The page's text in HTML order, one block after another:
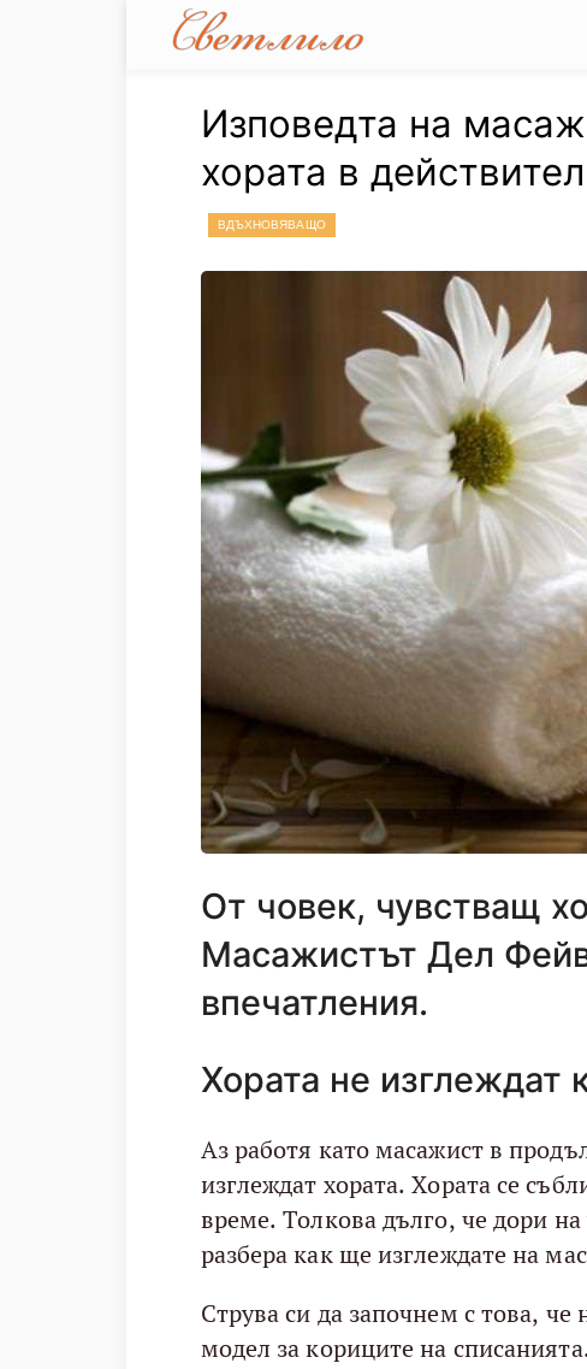
Изповедта на
хората в
ВДЪХНОВЯВАЩО
От човек, чувстващ
Масажистът Дел
впечатления.
Хората не изглеждат
Аз работя като масажист в
изглеждат хората. Хората се
време. Толкова дълго, че дори
разбера как ще изглеждате на
Струва си да започнем с това,
модел за кориците на